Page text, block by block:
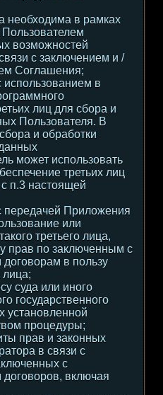
необходима в рамках
возможностей
с заключением и /
Соглашения;
использованием в
лиц для сбора и
Пользователя. В
и обработки
может использовать
третьих лиц
с п.3 настоящей
передачей Приложения
или
третьего лица,
прав по заключенным с
в пользу
лица;
суда или иного
государственного
установленной
процедуры;
прав и законных
в связи с
с
договоров, включая